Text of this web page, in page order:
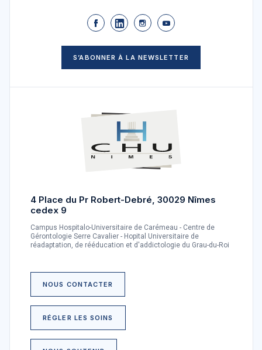
S’ABONNER À LA NEWSLETTER
4 Place du Pr Robert-Debré, 30029 Nîmes
cedex 9
Campus Hospitalo-Universitaire de Carémeau - Centre de
Gérontologie Serre Cavalier - Hopital Universitaire de
réadaptation, de rééducation et d'addictologie du Grau-du-Roi
NOUS CONTACTER
RÉGLER LES SOINS